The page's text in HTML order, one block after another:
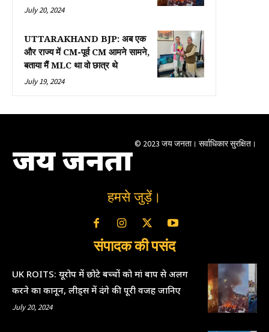
July 20, 2024
UTTARAKHAND BJP: अब एक
और राज्य में CM-पूर्व CM आमने सामने,
बताया मैं MLC था वो छात्र थे
July 19, 2024
जय जनता © 2023 जय जनता। सर्वाधिकार सुरक्षित।
हमसे जुड़ें।
संपादक की पसंद
UK ROITS: यूरोप में छोटे बच्चों को मां बाप से अलग
करने का कानून, लीड्स में दंगे की पूरी वजह जानिए
July 20, 2024